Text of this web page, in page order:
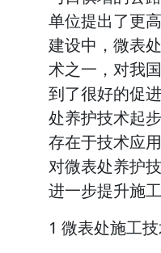
单位提出了更
建设中，微表
术之一，对我
到了很好的促
处养护技术起
存在于技术应
对微表处养护
进一步提升施工
1 微表处施工